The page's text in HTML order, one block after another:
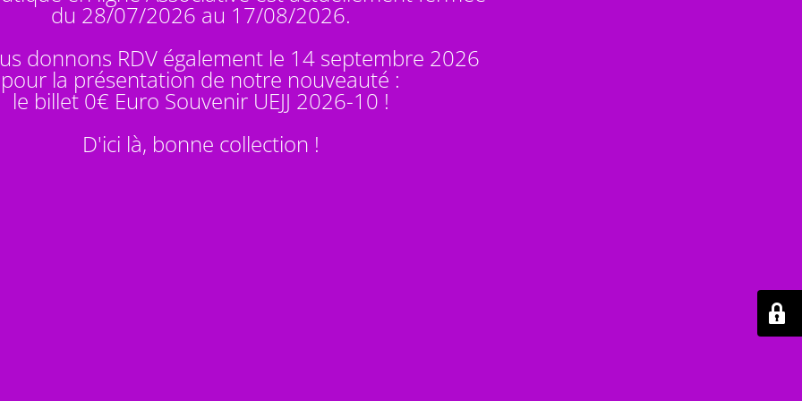
du 28/07/2026 au 17/08/2026.
donnons RDV également le 14 septembre 2026
pour la présentation de notre nouveauté :
le billet 0€ Euro Souvenir UEJJ 2026-10 !
D'ici là, bonne collection !